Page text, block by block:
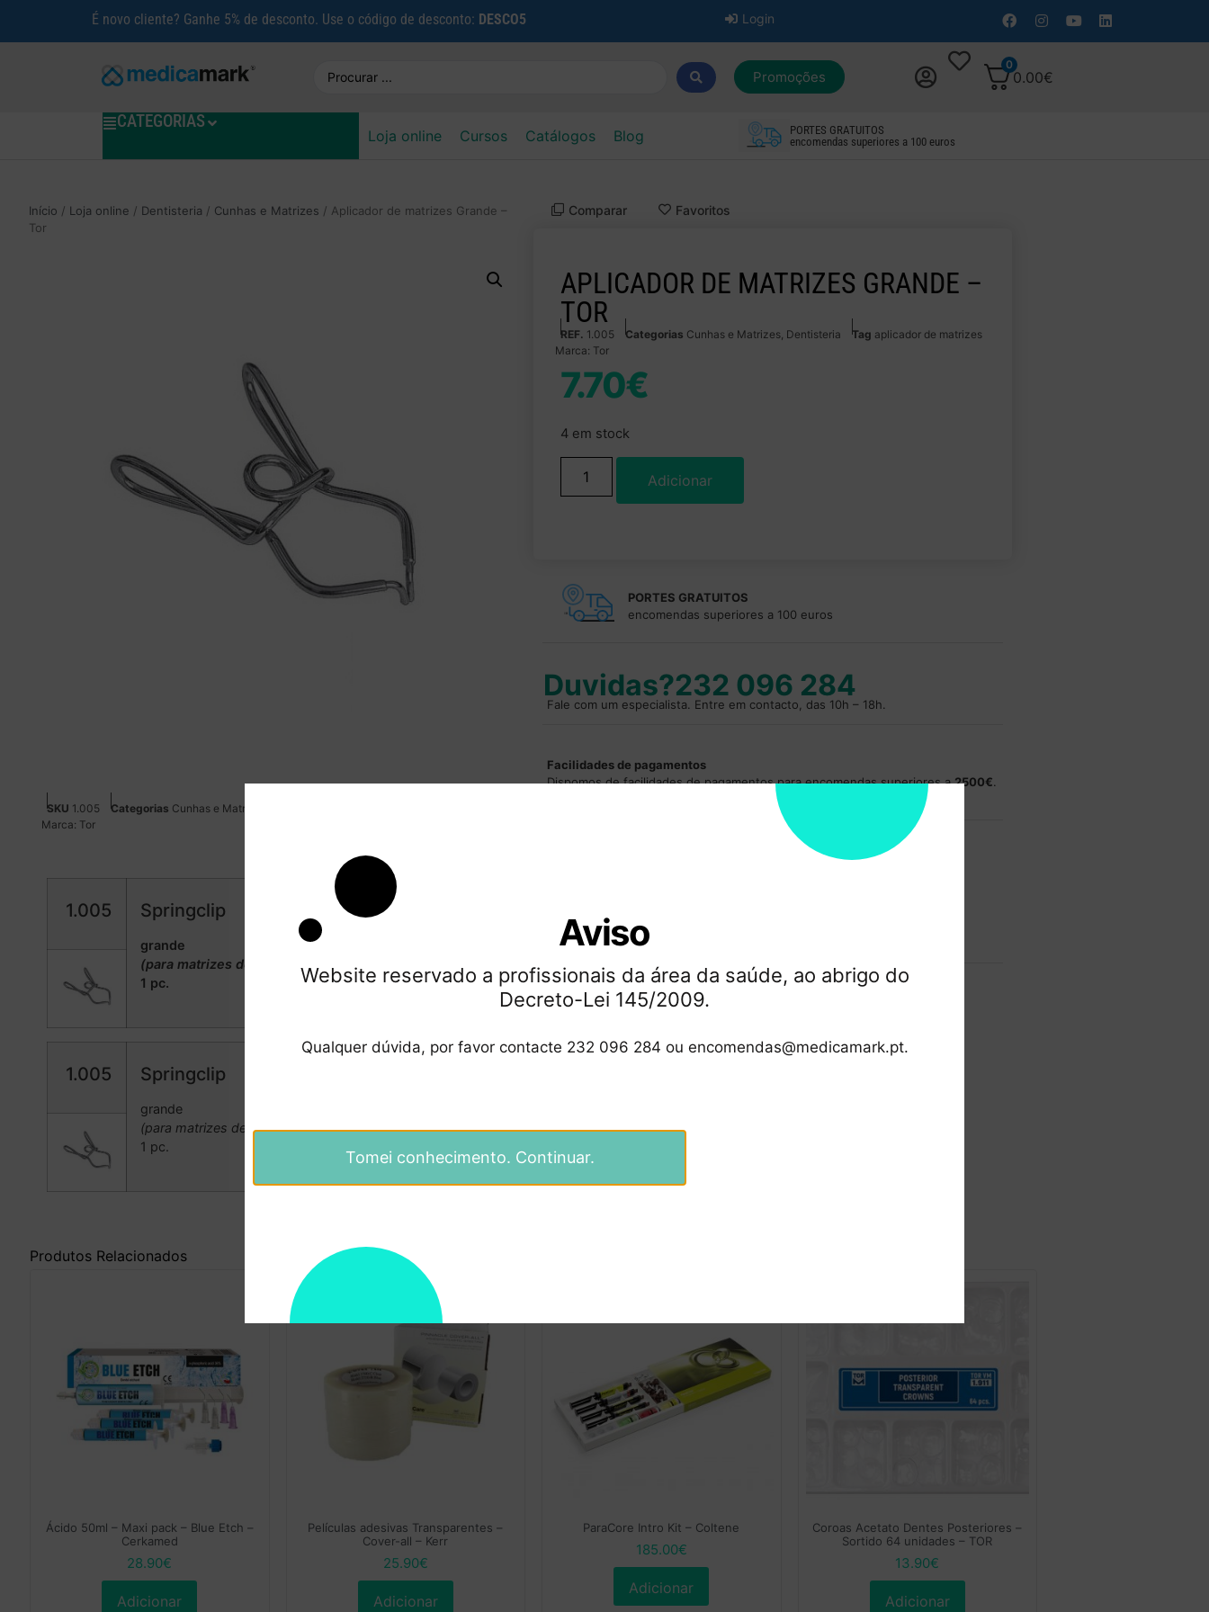
É novo cliente? Ganhe 5% de desconto. Use o código de desconto: DESCO5 Login
Promoções
0
0.00€
CATEGORIAS
Loja online Cursos Catálogos Blog
PORTES GRATUITOS
encomendas superiores a 100 euros
Início / Loja online / Dentisteria / Cunhas e Matrizes / Aplicador de matrizes Grande –
Tor
SKU 1.005 Categorias Cunhas e Matrizes
Marca: Tor
1.005 Springclip
grande
(para matrizes de sela)
1 pc.
1.005 Springclip
grande
(para matrizes de sela)
1 pc.
Comparar Favoritos
APLICADOR DE MATRIZES GRANDE –
TOR
REF. 1.005 Categorias Cunhas e Matrizes Dentisteria Tag aplicador de matrizes
Marca: Tor
7.70€
4 em stock
Adicionar
PORTES GRATUITOS
encomendas superiores a 100 euros
Duvidas?232 096 284
Fale com um especialista. Entre em contacto, das 10h – 18h.
Facilidades de pagamentos
Dispomos de facilidades de pagamentos para encomendas superiores a2500€.
Formas de pagamentos
Produtos Relacionados
Ácido 50ml – Maxi pack – Blue Etch –
Cerkamed
28.90€
Adicionar
Películas adesivas Transparentes –
Cover-all – Kerr
25.90€
Adicionar
ParaCore Intro Kit – Coltene
185.00€
Adicionar
Coroas Acetato Dentes Posteriores –
Sortido 64 unidades – TOR
13.90€
Adicionar
Aviso
Website reservado a profissionais da área da saúde, ao abrigo do
Decreto-Lei 145/2009.
Qualquer dúvida, por favor contacte 232 096 284 ou encomendas@medicamark.pt.
Tomei conhecimento. Continuar.